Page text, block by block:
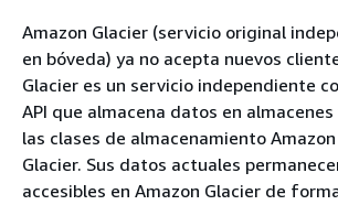
Amazon Glacier (servicio original
en bóveda) ya no acepta nuevos
Glacier es un servicio independiente
API que almacena datos en
las clases de almacenamiento Amazon
Glacier. Sus datos actuales
accesibles en Amazon Glacier de